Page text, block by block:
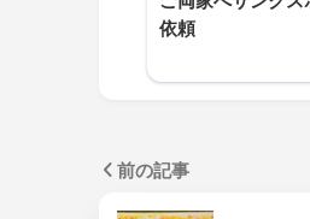
依頼
前の記事